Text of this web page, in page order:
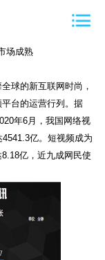
场成熟
球的新互联网时尚，
台的运营行列。据
年6月，我国网络视
亿。短视频成为
亿，近九成网民使